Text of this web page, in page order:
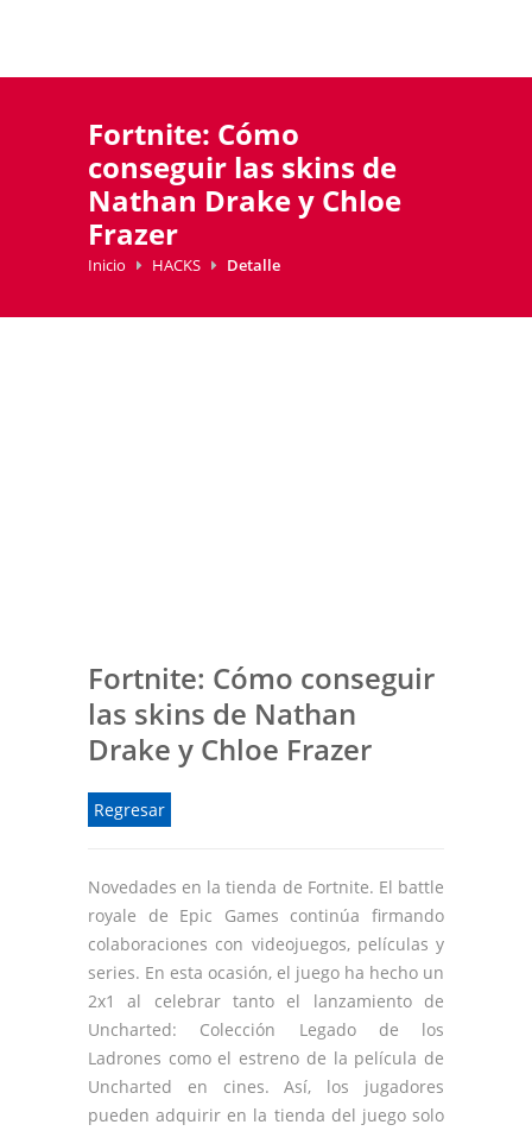
Fortnite: Cómo
conseguir las skins de
Nathan Drake y Chloe
Frazer
Inicio HACKS Detalle
Fortnite: Cómo conseguir
las skins de Nathan
Drake y Chloe Frazer
Regresar
Novedades en la tienda de Fortnite. El battle
royale de Epic Games continúa firmando
colaboraciones con videojuegos, películas y
series. En esta ocasión, el juego ha hecho un
2x1 al celebrar tanto el lanzamiento de
Uncharted: Colección Legado de los
Ladrones como el estreno de la película de
Uncharted en cines. Así, los jugadores
pueden adquirir en la tienda del juego solo